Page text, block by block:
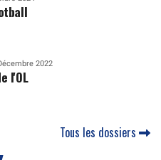
2022
l'OL
Tous les dossiers